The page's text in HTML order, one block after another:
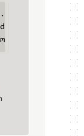
in /home/
: